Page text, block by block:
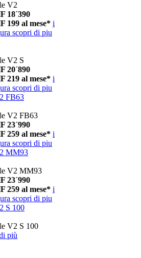
V2
18´390
199 al mese* i
scopri di piu
V2 S
20´890
219 al mese* i
scopri di piu
FB63
V2 FB63
23´990
259 al mese* i
scopri di piu
MM93
V2 MM93
23´990
259 al mese* i
scopri di piu
S 100
V2 S 100
più